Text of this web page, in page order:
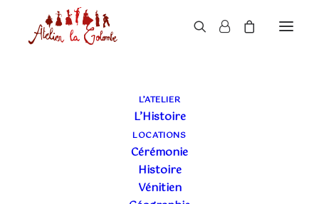
L’ATELIER
L’Histoire
LOCATIONS
Cérémonie
Histoire
Vénitien
LISTE DE SOUHAITS
Votre liste de souhaits est vide.